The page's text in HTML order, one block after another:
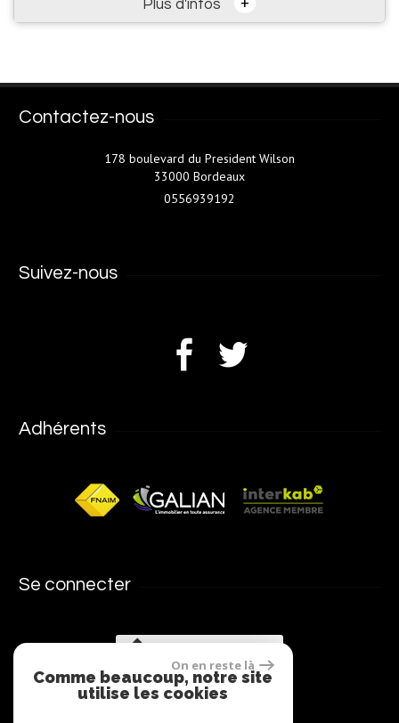
Plus d'infos
Contactez-nous
178 boulevard du President Wilson
33000 Bordeaux
0556939192
Suivez-nous
Adhérents
Se connecter
On en reste là
Comme beaucoup, notre site
utilise les cookies